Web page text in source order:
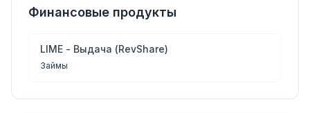
Финансовые продукты
LIME - Выдача (RevShare)
Займы